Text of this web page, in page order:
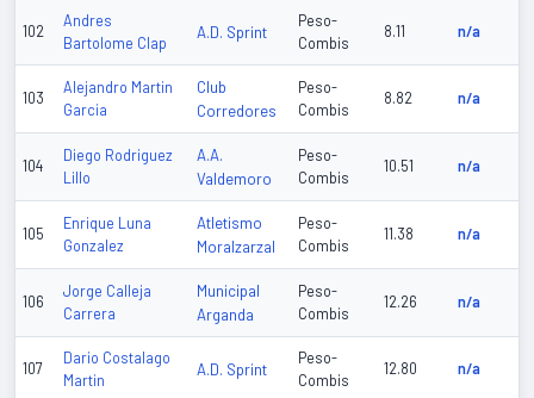
102
Andres
Bartolome Clap
A.D. Sprint
Peso-
Combis
8.11 n/a
103
Alejandro Martin
Garcia
Club
Corredores
Peso-
Combis
8.82 n/a
104
Diego Rodriguez
Lillo
A.A.
Valdemoro
Peso-
Combis
10.51 n/a
105
Enrique Luna
Gonzalez
Atletismo
Moralzarzal
Peso-
Combis
11.38 n/a
106
Jorge Calleja
Carrera
Municipal
Arganda
Peso-
Combis
12.26 n/a
107
Dario Costalago
Martin
A.D. Sprint
Peso-
Combis
12.80 n/a